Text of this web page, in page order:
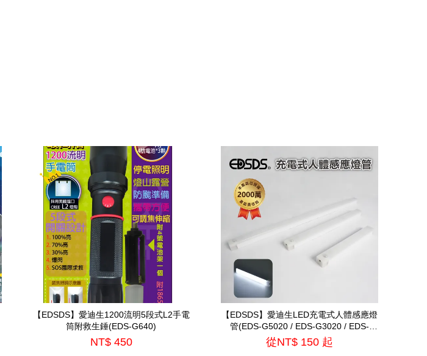
【EDSDS】愛迪生1200流明5段式L2手電
筒附救生錘(EDS-G640)
NT$ 450
【EDSDS】愛迪生LED充電式人體感應燈
管(EDS-G5020 / EDS-G3020 / EDS-
G2020)
從NT$ 150 起